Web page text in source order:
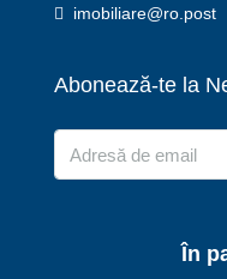
imobiliare@ro.post
Abonează-te la
În